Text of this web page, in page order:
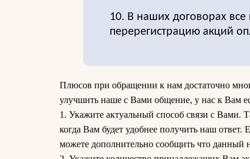
10. В наших договорах
перерегистрацию акций
Плюсов при обращении к нам достаточно
улучшить наше с Вами общение, у нас к Вам
1. Укажите актуальный способ связи с Вами.
когда Вам будет удобнее получить наш ответ.
можете дополнительно сообщить что данный